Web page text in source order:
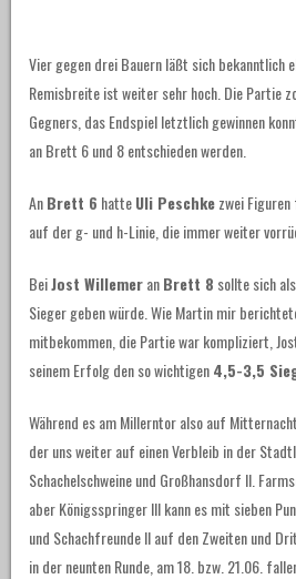
Vier gegen drei Bauern läßt sich bekanntlich
Remisbreite ist weiter sehr hoch. Die Partie
Gegners, das Endspiel letztlich gewinnen
an Brett 6 und 8 entschieden werden.
AnBrett 6 hatteUli Peschkezwei Figuren
auf der g- und h-Linie, die immer weiter
BeiJost WillemeranBrett 8 sollte sich
Sieger geben würde. Wie Martin mir
mitbekommen, die Partie war kompliziert,
seinem Erfolg den so wichtigen4,5-3,5
Während es am Millerntor also auf
der uns weiter auf einen Verbleib in der
Schachelschweine und Großhansdorf II.
aber Königsspringer III kann es mit sieben
und Schachfreunde II auf den Zweiten und
in der neunten Runde, am 18. bzw. 21.06.